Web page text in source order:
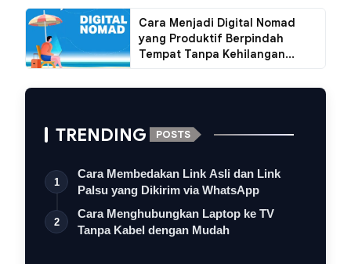
Cara Menjadi Digital Nomad
yang Produktif Berpindah
Tempat Tanpa Kehilangan...
TRENDING POSTS
1
Cara Membedakan Link Asli dan Link
Palsu yang Dikirim via WhatsApp
2
Cara Menghubungkan Laptop ke TV
Tanpa Kabel dengan Mudah